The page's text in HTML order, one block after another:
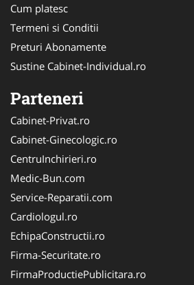
Cum platesc
Termeni si Conditii
Preturi Abonamente
Sustine Cabinet-Individual.ro
Parteneri
Cabinet-Privat.ro
Cabinet-Ginecologic.ro
CentruInchirieri.ro
Medic-Bun.com
Service-Reparatii.com
Cardiologul.ro
EchipaConstructii.ro
Firma-Securitate.ro
FirmaProductiePublicitara.ro